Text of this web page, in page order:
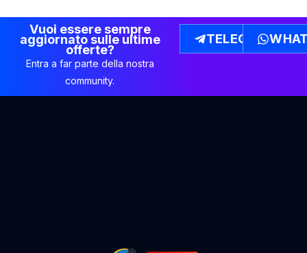
Vuoi essere sempre
aggiornato sulle ultime
offerte?
Entra a far parte della nostra
community.
TELEGRAM